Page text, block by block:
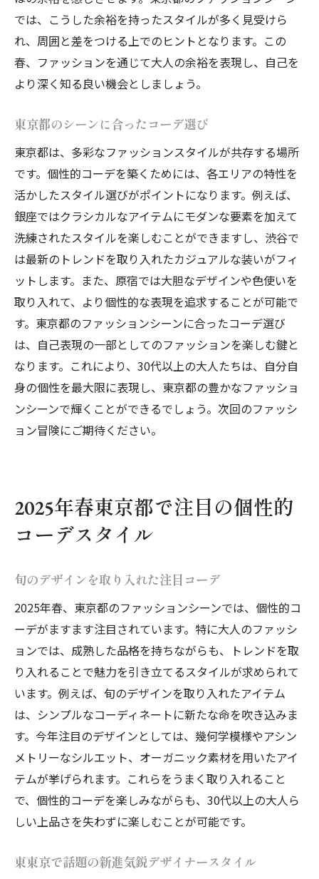
では、こうした余裕を持ったスタイルが多く見受けら
れ、周囲と差をつける上でのヒントとなります。この
春、ファッションを通じて大人の余裕を表現し、自己を
より深く知る良い機会としましょう。
東京都のシーンに合ったコーデ選び
東京都は、多彩なファッションスタイルが共存する場所
です。個性的コーデを築くためには、各エリアの特性を
活かしたスタイル選びがポイントになります。例えば、
銀座ではクラシカルなアイテムにモダンな要素を加えて
洗練されたスタイルを楽しむことができますし、渋谷で
は最新のトレンドを取り入れたカジュアルな装いがフィ
ットします。また、原宿では大胆なデザインや色使いを
取り入れて、より個性的な表現を追求することが可能で
す。東京都のファッションシーンに合ったコーデ選び
は、自己表現の一部としてのファッションを楽しむ鍵と
なります。これにより、30代以上の大人たちは、自分自
身の個性を最大限に表現し、東京都の豊かなファッショ
ンシーンで輝くことができるでしょう。次回のファッシ
ョン冒険にご期待ください。
2025年春東京都で注目の個性的
コーデスタイル
旬のデザインを取り入れた注目コーデ
2025年春、東京都のファッションシーンでは、個性的コ
ーデがますます注目されています。特に大人のファッシ
ョンでは、成熟した品格を持ちながらも、トレンドを取
り入れることで魅力を引き立てるスタイルが求められて
います。例えば、旬のデザインを取り入れたアイテム
は、シンプルなコーディネートに新たな命を吹き込みま
す。今年注目のデザインとしては、幾何学模様やアシン
メトリーなシルエット、オーガニック素材を用いたアイ
テムが挙げられます。これらをうまく取り入れること
で、個性的コーデを楽しみながらも、30代以上の大人ら
しい上品さを失わずに楽しむことが可能です。
東東京で話題の新進気鋭デザイナースタイル